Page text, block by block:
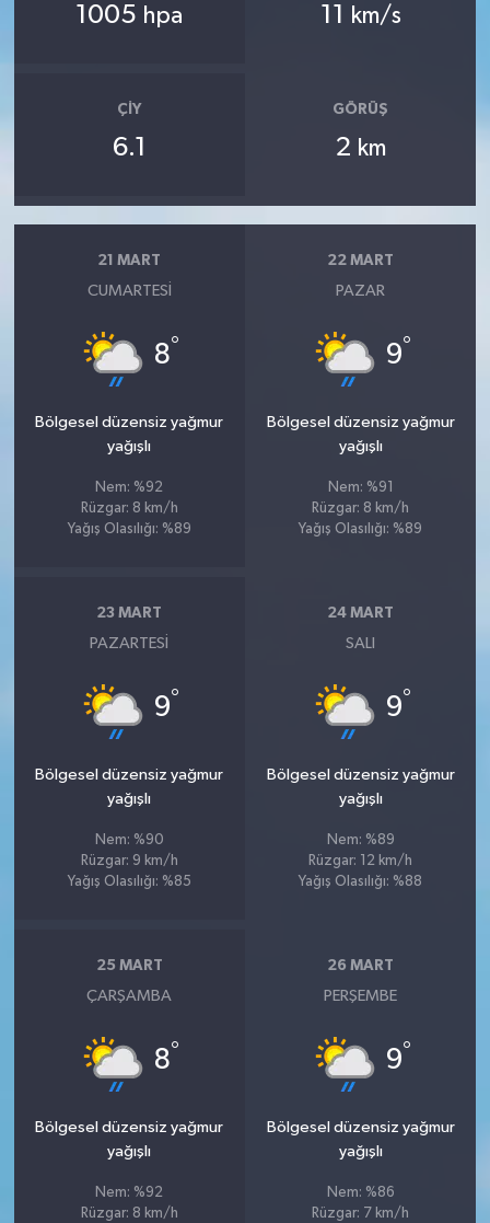
1005 hpa 11 km/s
ÇIY
6.1
GÖRÜŞ
2 km
21 MART
CUMARTESI
8°
Bölgesel düzensiz yağmur
yağışlı
Nem: %92
Rüzgar: 8 km/h
Yağış Olasılığı: %89
22 MART
PAZAR
9°
Bölgesel düzensiz yağmur
yağışlı
Nem: %91
Rüzgar: 8 km/h
Yağış Olasılığı: %89
23 MART
PAZARTESI
9°
Bölgesel düzensiz yağmur
yağışlı
Nem: %90
Rüzgar: 9 km/h
Yağış Olasılığı: %85
24 MART
SALI
9°
Bölgesel düzensiz yağmur
yağışlı
Nem: %89
Rüzgar: 12 km/h
Yağış Olasılığı: %88
25 MART
ÇARŞAMBA
8°
Bölgesel düzensiz yağmur
yağışlı
Nem: %92
Rüzgar: 8 km/h
26 MART
PERŞEMBE
9°
Bölgesel düzensiz yağmur
yağışlı
Nem: %86
Rüzgar: 7 km/h